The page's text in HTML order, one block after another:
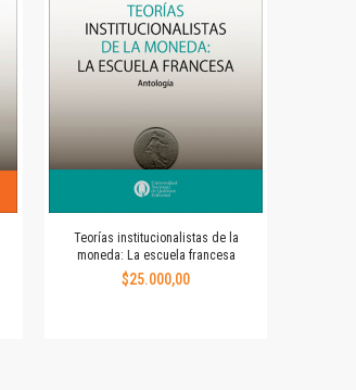
Teorías institucionalistas de la
moneda: La escuela francesa
$25.000,00